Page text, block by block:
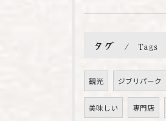
タグ Tags
観光 ジブリパーク
美味しい 専門店